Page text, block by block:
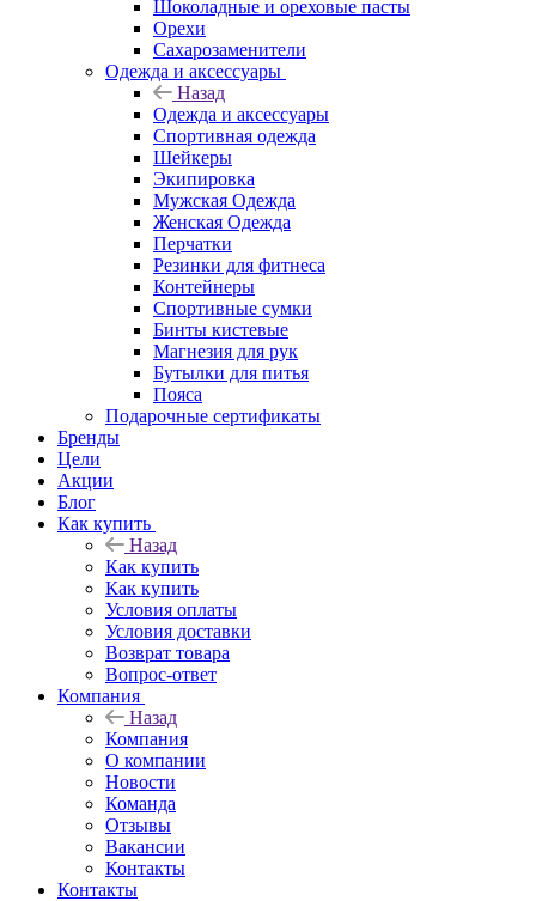
Шоколадные и ореховые пасты
Орехи
Сахарозаменители
Одежда и аксессуары
Назад
Одежда и аксессуары
Спортивная одежда
Шейкеры
Экипировка
Мужская Одежда
Женская Одежда
Перчатки
Резинки для фитнеса
Контейнеры
Спортивные сумки
Бинты кистевые
Магнезия для рук
Бутылки для питья
Пояса
Подарочные сертификаты
Бренды
Цели
Акции
Блог
Как купить
Назад
Как купить
Как купить
Условия оплаты
Условия доставки
Возврат товара
Вопрос-ответ
Компания
Назад
Компания
О компании
Новости
Команда
Отзывы
Вакансии
Контакты
Контакты